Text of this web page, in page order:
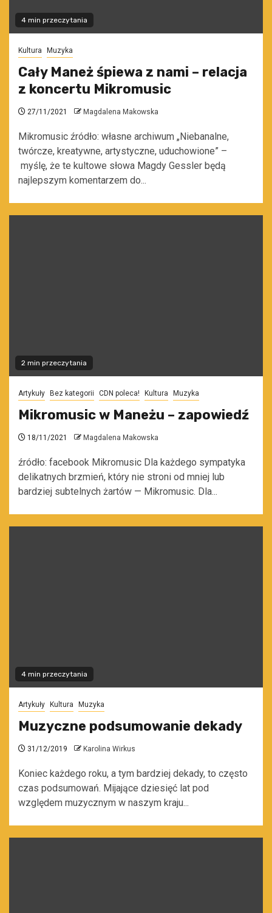
4 min przeczytania
Kultura Muzyka
Cały Maneż śpiewa z nami – relacja
z koncertu Mikromusic
27/11/2021 Magdalena Makowska
Mikromusic źródło: własne archiwum „Niebanalne,
twórcze, kreatywne, artystyczne, uduchowione” –
myślę, że te kultowe słowa Magdy Gessler będą
najlepszym komentarzem do...
2 min przeczytania
Artykuły Bez kategorii CDN poleca! Kultura Muzyka
Mikromusic w Maneżu – zapowiedź
18/11/2021 Magdalena Makowska
źródło: facebook Mikromusic Dla każdego sympatyka
delikatnych brzmień, który nie stroni od mniej lub
bardziej subtelnych żartów — Mikromusic. Dla...
4 min przeczytania
Artykuły Kultura Muzyka
Muzyczne podsumowanie dekady
31/12/2019 Karolina Wirkus
Koniec każdego roku, a tym bardziej dekady, to często
czas podsumowań. Mijające dziesięć lat pod
względem muzycznym w naszym kraju...